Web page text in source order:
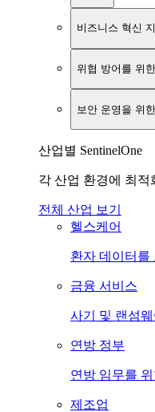
비즈니스 혁신
위협 방어를 위
보안 운영을 위
산업별 SentinelOne
각 산업 환경에 최적
전체 산업 보기
헬스케어
환자 데이터를
금융 서비스
사기 및 랜섬
연방 정부
연방 임무를
제조업